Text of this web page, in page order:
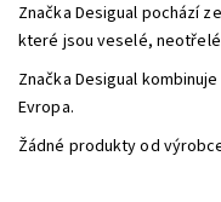
Značka Desigual pochází
které jsou veselé,
Značka Desigual
Evropa.
Žádné produkty od